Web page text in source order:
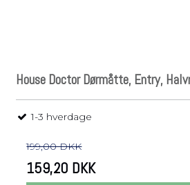
House Doctor Dørmåtte, Entry,
1-3 hverdage
199,00 DKK
159,20 DKK